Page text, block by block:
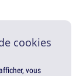
cookies
vous